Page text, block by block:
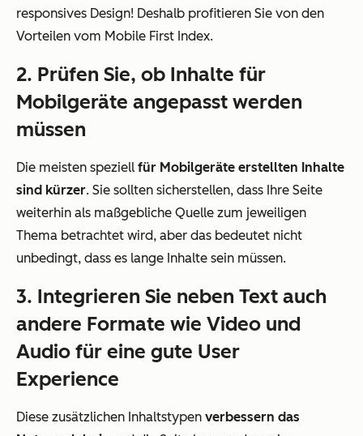
responsives Design! Deshalb profitieren Sie von den
Vorteilen vom Mobile First Index.
2. Prüfen Sie, ob Inhalte für
Mobilgeräte angepasst werden
müssen
Die meisten speziell für Mobilgeräte erstellten Inhalte
sind kürzer. Sie sollten sicherstellen, dass Ihre Seite
weiterhin als maßgebliche Quelle zum jeweiligen
Thema betrachtet wird, aber das bedeutet nicht
unbedingt, dass es lange Inhalte sein müssen.
3. Integrieren Sie neben Text auch
andere Formate wie Video und
Audio für eine gute User
Experience
Diese zusätzlichen Inhaltstypen verbessern das